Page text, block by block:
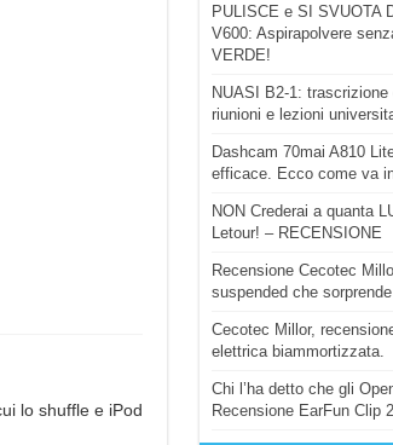
lo shuffle e iPod
PULISCE e SI SVUOTA
V600: Aspirapolvere
VERDE!
NUASI B2-1:
riunioni e lezioni
Dashcam 70mai A810
efficace. Ecco come va
NON Crederai a quanta
Letour! – RECENSIONE
Recensione Cecotec
suspended che
Cecotec Millor,
elettrica biammortizzata.
Chi l’ha detto che gli
Recensione EarFun Clip 2